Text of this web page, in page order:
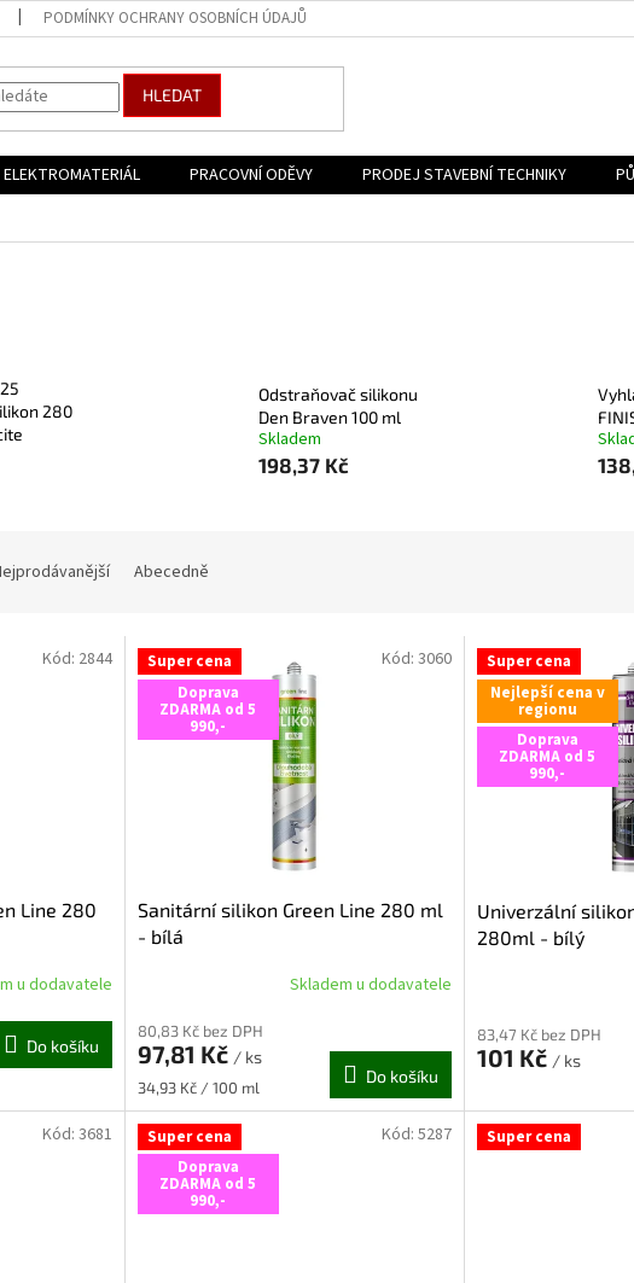
PODMÍNKY OCHRANY OSOBNÍCH ÚDAJŮ
HLEDAT
ELEKTROMATERIÁL PRACOVNÍ ODĚVY PRODEJ STAVEBNÍ TECHNIKY
280
Odstraňovač silikonu
Den Braven 100 ml
Skladem
198,37 Kč
Abecedně
Line 280
u dodavatele
Do košíku
Kód: 2844
Super cena
Doprava
ZDARMA od 5
990,-
Sanitární silikon Green Line 280 ml
- bílá
Skladem u dodavatele
80,83 Kč bez DPH
97,81 Kč / ks
Měrná
cena:
34,93 Kč / 100 ml
Do košíku
Kód: 3060
Super cena
Nejlepší cena v
regionu
Doprava
ZDARMA od 5
990,-
Univerzální
280ml - bílý
83,47 Kč bez DPH
101 Kč / ks
Kód: 3681
Super cena
Doprava
ZDARMA od 5
990,-
Kód: 5287 Super cena